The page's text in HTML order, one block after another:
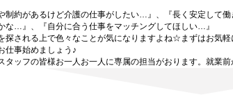
や制約があるけど介護の仕事がしたい…』、『長く安定し
な…』、『自分に合う仕事をマッチングしてほしい…』
探される上で色々なことが気になりますよね☆まずはお気
仕事始めましょう♪
タッフの皆様お一人お一人に専属の担当がおります。就業